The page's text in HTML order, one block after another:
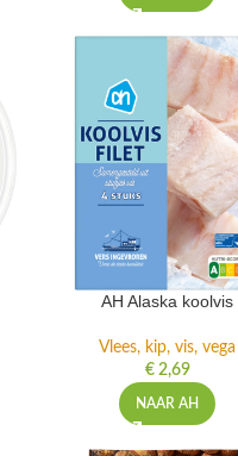
AH Alaska koolvis
Vlees, kip, vis, vega
€2,69
NAAR AH